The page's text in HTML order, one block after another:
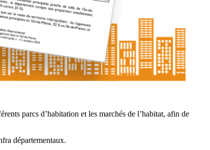
parcs d’habitation et les marchés de l’habitat, afin de
départementaux.